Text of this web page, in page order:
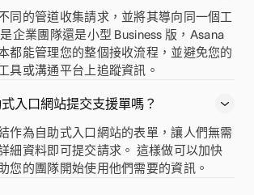
同的管道收集請求，並將其導向同一個工
企業團隊還是小型 Business 版，Asana
都能管理您的整個接收流程，並避免您的
具或溝通平台上追蹤資訊。
入口網站提交支援單嗎？
作為自助式入口網站的表單，讓人們無需
細資料即可提交請求。 這樣做可以加快
您的團隊開始使用他們需要的資訊。